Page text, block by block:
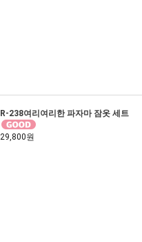
R-238여리여리한 파자마 잠옷 세트
29,800원